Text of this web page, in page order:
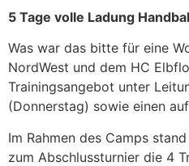
5 Tage volle Ladung
Was war das bitte für eine
NordWest und dem HC
Trainingsangebot unter
(Donnerstag) sowie einen
Im Rahmen des Camps
zum Abschlussturnier die 4